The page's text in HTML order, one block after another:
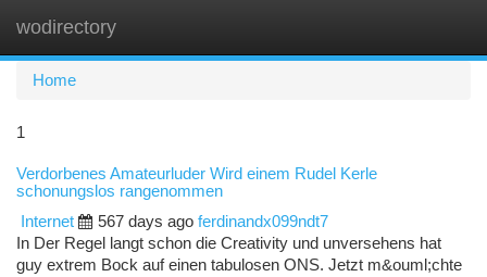
wodirectory
Home
1
Verdorbenes Amateurluder Wird einem Rudel Kerle
schonungslos rangenommen
Internet
567 days ago ferdinandx099ndt7
In Der Regel langt schon die Creativity und unversehens hat
guy extrem Bock auf einen tabulosen ONS. Jetzt m&ouml;chte